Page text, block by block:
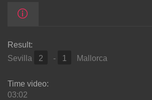
Result:
Sevilla
2 - 1 Mallorca
Time video:
03:02